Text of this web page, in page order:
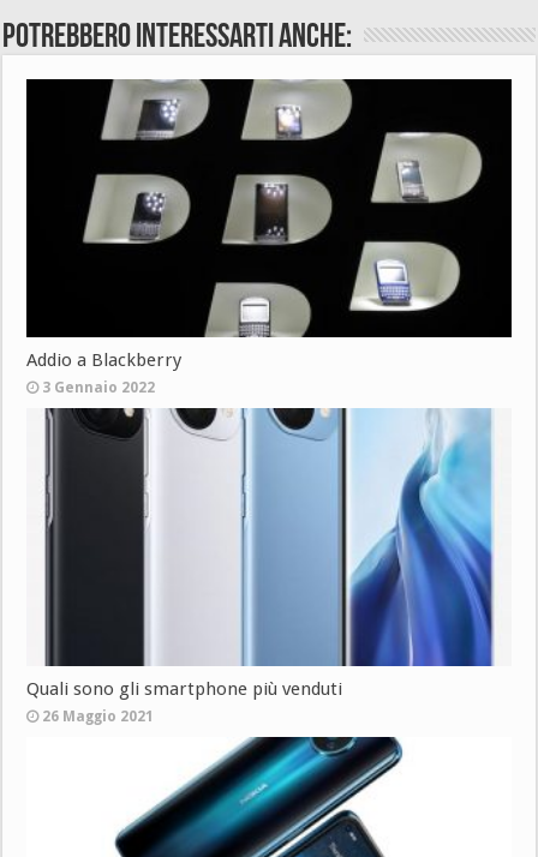
Potrebbero interessarti anche:
Addio a Blackberry
3 Gennaio 2022
Quali sono gli smartphone più venduti
26 Maggio 2021